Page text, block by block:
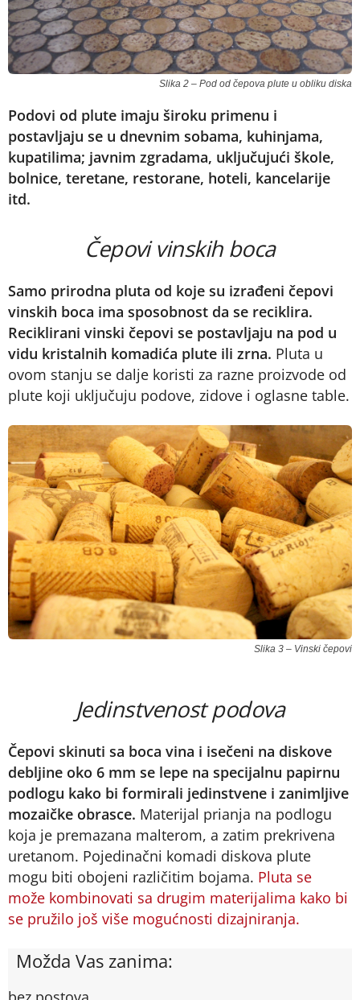
Slika 2 – Pod od čepova plute u obliku diska
Podovi od plute imaju široku primenu i
postavljaju se u dnevnim sobama, kuhinjama,
kupatilima; javnim zgradama, uključujući škole,
bolnice, teretane, restorane, hoteli, kancelarije
itd.
Čepovi vinskih boca
Samo prirodna pluta od koje su izrađeni čepovi
vinskih boca ima sposobnost da se reciklira.
Reciklirani vinski čepovi se postavljaju na pod u
vidu kristalnih komadića plute ili zrna. Pluta u
ovom stanju se dalje koristi za razne proizvode od
plute koji uključuju podove, zidove i oglasne table.
Slika 3 – Vinski čepovi
Jedinstvenost podova
Čepovi skinuti sa boca vina i isečeni na diskove
debljine oko 6 mm se lepe na specijalnu papirnu
podlogu kako bi formirali jedinstvene i zanimljive
mozaičke obrasce. Materijal prianja na podlogu
koja je premazana malterom, a zatim prekrivena
uretanom. Pojedinačni komadi diskova plute
mogu biti obojeni različitim bojama. Pluta se
može kombinovati sa drugim materijalima kako bi
se pružilo još više mogućnosti dizajniranja.
Možda Vas zanima: